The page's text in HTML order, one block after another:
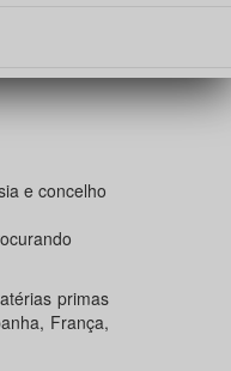
e concelho
primas
França,